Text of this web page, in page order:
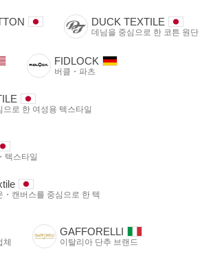
DUCK TEXTILE
데님을 중심으로 한 코튼 원단
FIDLOCK
버클・파츠
으로 한 여성용 텍스타일
텍스타일
・캔버스를 중심으로 한 텍
체
GAFFORELLI
이탈리아 단추 브랜드